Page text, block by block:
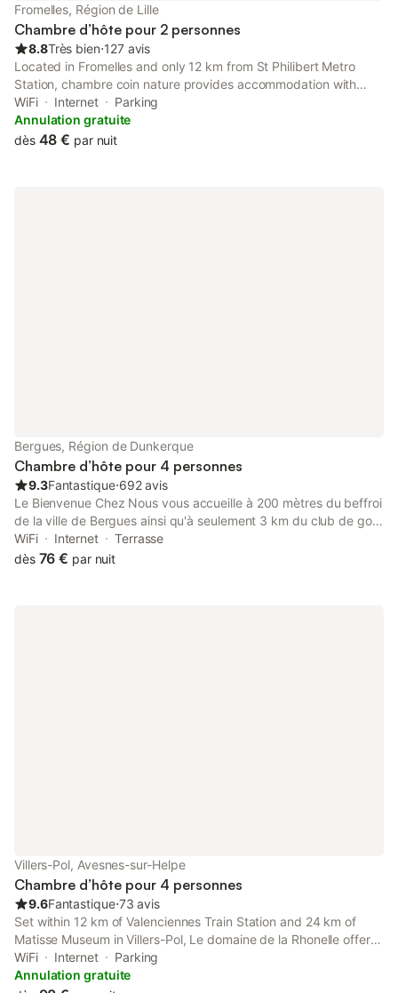
Fromelles, Région de Lille
Chambre d’hôte pour 2 personnes
8.8Très bien⋅127 avis
Located in Fromelles and only 12 km from St Philibert Metro
Station, chambre coin nature provides accommodation with
inner courtyard views, free WiFi and free private parking.
WiFi Internet
Parking
Annulation gratuite
dès 48 € par nuit
Bergues, Région de Dunkerque
Chambre d’hôte pour 4 personnes
9.3Fantastique⋅692 avis
Le Bienvenue Chez Nous vous accueille à 200 mètres du beffroi
de la ville de Bergues ainsi qu'à seulement 3 km du club de golf
de Dunkerque et à 20 km de Cassel.
WiFi Internet
Terrasse
dès 76 € par nuit
Villers-Pol, Avesnes-sur-Helpe
Chambre d’hôte pour 4 personnes
9.6Fantastique⋅73 avis
Set within 12 km of Valenciennes Train Station and 24 km of
Matisse Museum in Villers-Pol, Le domaine de la Rhonelle offers
accommodation with seating area. Boasting a 24-hour front
desk, this property also provides guests with PS4.
WiFi Internet
Parking
Annulation gratuite